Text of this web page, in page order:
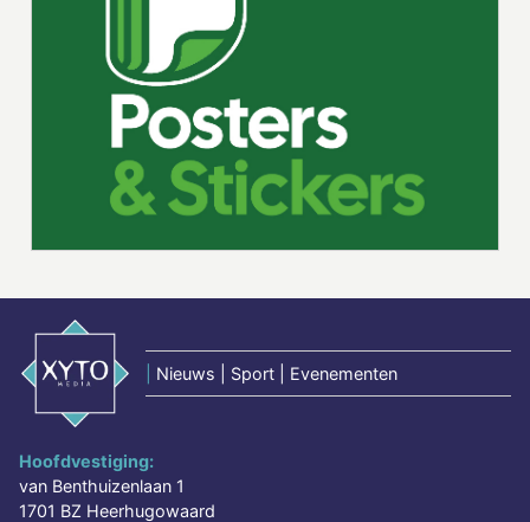
Nieuws | Sport | Evenementen
Hoofdvestiging:
van Benthuizenlaan 1
1701 BZ Heerhugowaard